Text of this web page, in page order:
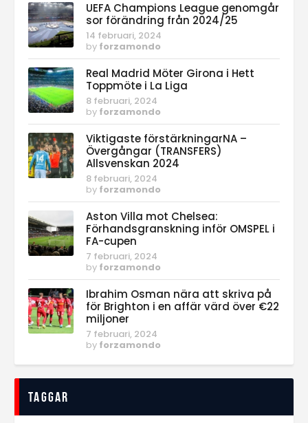
UEFA Champions League genomgår
sor förändring från 2024/25
14 februari, 2024
by forzamondo
Real Madrid Möter Girona i Hett
Toppmöte i La Liga
8 februari, 2024
by forzamondo
Viktigaste förstärkningarNA –
Övergångar (TRANSFERS)
Allsvenskan 2024
8 februari, 2024
by forzamondo
Aston Villa mot Chelsea:
Förhandsgranskning inför OMSPEL i
FA-cupen
7 februari, 2024
by forzamondo
Ibrahim Osman nära att skriva på
för Brighton i en affär värd över €22
miljoner
7 februari, 2024
by forzamondo
Taggar